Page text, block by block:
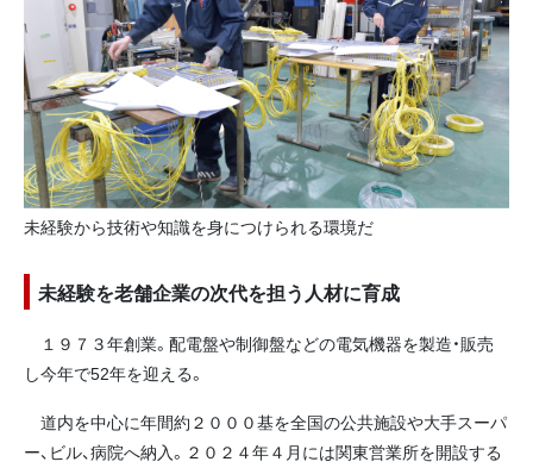
未経験から技術や知識を身につけられる環境だ
未経験を老舗企業の次代を担う人材に育成
１９７３年創業。配電盤や制御盤などの電気機器を製造・販売
し今年で52年を迎える。
道内を中心に年間約２０００基を全国の公共施設や大手スーパ
ー、ビル、病院へ納入。２０２４年４月には関東営業所を開設する